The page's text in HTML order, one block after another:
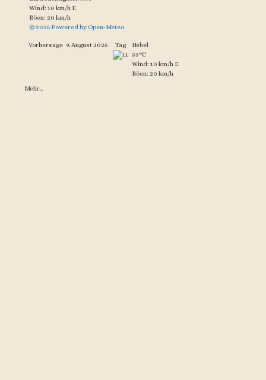
Wind: 10 km/h E
Böen: 20 km/h
© 2026 Powered by Open-Meteo
Vorhersage 9. August 2026 Tag
Nebel
33°C
Wind: 10 km/h E
Böen: 20 km/h
Mehr...